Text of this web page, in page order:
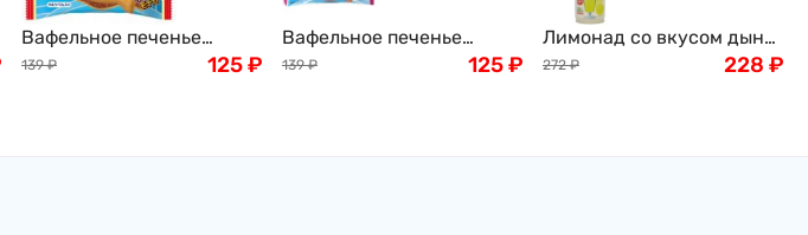
Вафельное печенье
"Тайяки" Meito, Япония,
139 ₽ 125₽
Вафельное печенье
"Тайяки" с клубничной
139 ₽ 125₽
Лимонад со вкусом дыни
SANGARIA Рамунэ,
272 ₽ 228 ₽